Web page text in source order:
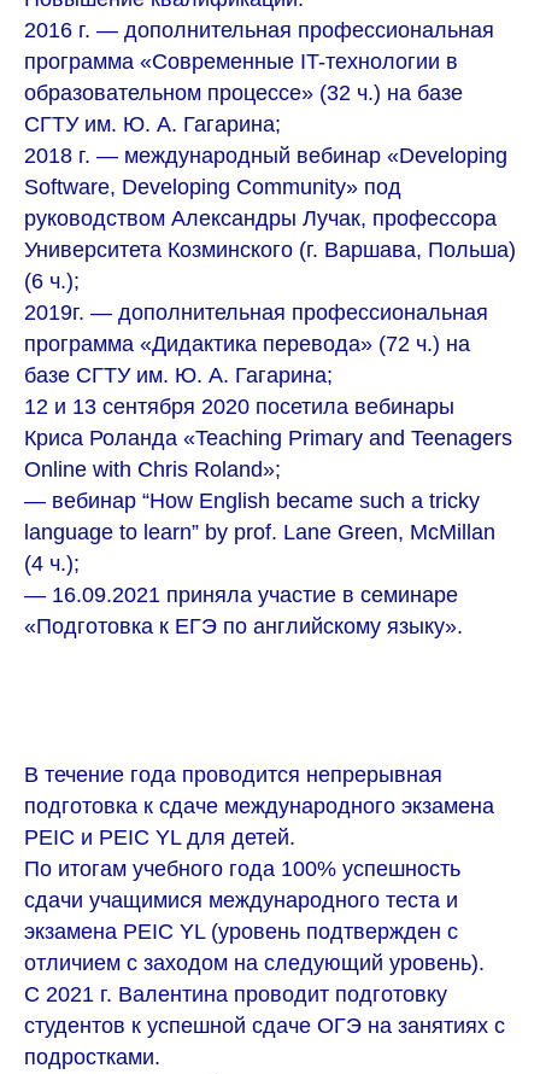
2016 г. — дополнительная профессиональная
программа «Современные IT-технологии в
образовательном процессе» (32 ч.) на базе
СГТУ им. Ю. А. Гагарина;
2018 г. — международный вебинар «Developing
Software, Developing Community» под
руководством Александры Лучак, профессора
Университета Козминского (г. Варшава, Польша)
(6 ч.);
2019г. — дополнительная профессиональная
программа «Дидактика перевода» (72 ч.) на
базе СГТУ им. Ю. А. Гагарина;
12 и 13 сентября 2020 посетила вебинары
Криса Роланда «Teaching Primary and Teenagers
Online with Chris Roland»;
— вебинар “How English became such a tricky
language to learn” by prof. Lane Green, McMillan
(4 ч.);
— 16.09.2021 принялa участие в семинаре
«Подготовка к ЕГЭ по английскому языку».
В течение года проводится непрерывная
подготовка к сдаче международного экзамена
PEIC и PEIC YL для детей.
По итогам учебного года 100% успешность
сдачи учащимися международного теста и
экзамена PEIC YL (уровень подтвержден с
отличием с заходом на следующий уровень).
С 2021 г. Валентина проводит подготовку
студентов к успешной сдаче ОГЭ на занятиях с
подростками.